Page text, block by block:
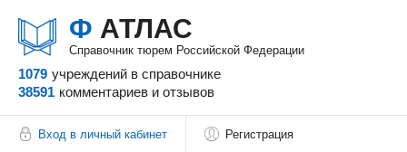
Ф АТЛАС
Справочник тюрем Российской Федерации
1079 учреждений в справочнике
38591 комментариев и отзывов
Вход в личный кабинет Регистрация